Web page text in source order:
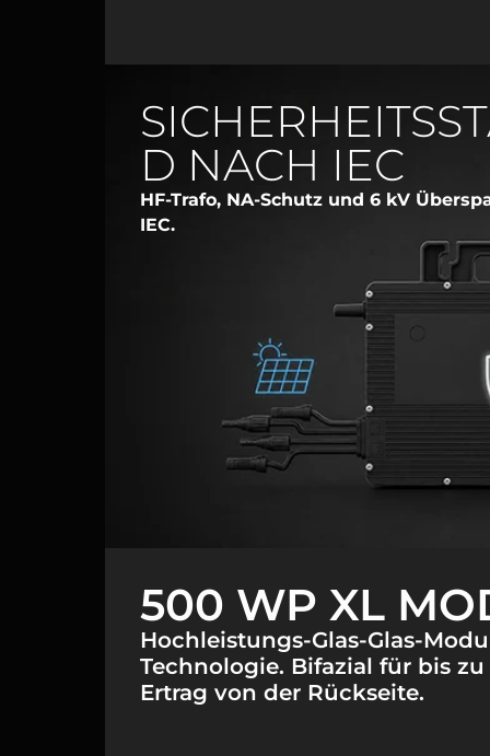
D NACH IEC
HF-Trafo, NA-Schutz und 6 kV
IEC.
500 WP XL
Hochleistungs-Glas-Glas-
Technologie. Bifazial für bis zu
Ertrag von der Rückseite.